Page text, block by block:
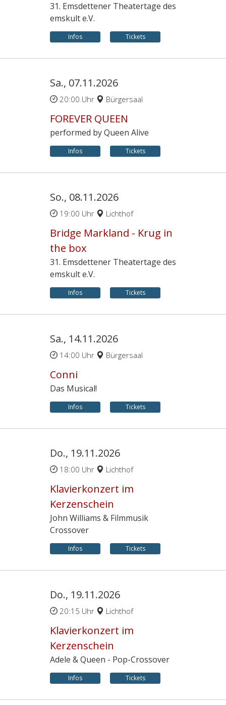
31. Emsdettener Theatertage des
emskult e.V.
Infos Tickets
Sa., 07.11.2026
20:00 Uhr Bürgersaal
FOREVER QUEEN
performed by Queen Alive
Infos Tickets
So., 08.11.2026
19:00 Uhr Lichthof
Bridge Markland - Krug in
the box
31. Emsdettener Theatertage des
emskult e.V.
Infos Tickets
Sa., 14.11.2026
14:00 Uhr Bürgersaal
Conni
Das Musical!
Infos Tickets
Do., 19.11.2026
18:00 Uhr Lichthof
Klavierkonzert im
Kerzenschein
John Williams & Filmmusik
Crossover
Infos Tickets
Do., 19.11.2026
20:15 Uhr Lichthof
Klavierkonzert im
Kerzenschein
Adele & Queen - Pop-Crossover
Infos Tickets